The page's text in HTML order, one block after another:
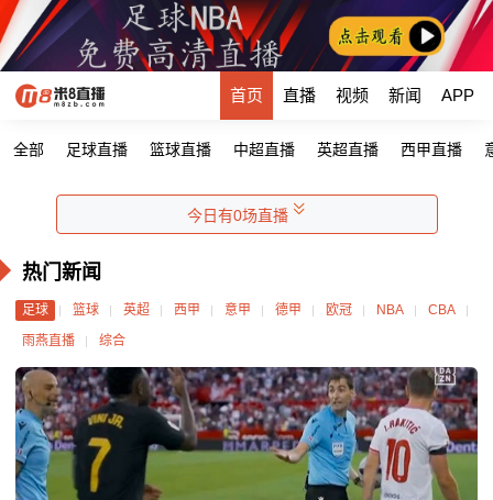
首页 直播 视频 新闻 APP
全部 足球直播 篮球直播 中超直播 英超直播 西甲直播
今日有0场直播
热门新闻
足球 篮球 英超 西甲 意甲 德甲 欧冠 NBA
CBA
雨燕直播
综合